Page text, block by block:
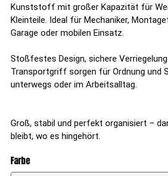
Kunststoff mit großer Kapazität für
Kleinteile. Ideal für Mechaniker,
Garage oder mobilen Einsatz.
Stoßfestes Design, sichere
Transportgriff sorgen für Ordnung und
unterwegs oder im Arbeitsalltag.
Groß, stabil und perfekt organisiert –
bleibt, wo es hingehört.
Farbe